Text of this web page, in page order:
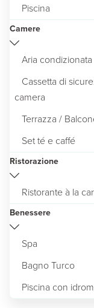
Piscina
Camere
Aria condizionata
Cassetta di
camera
Terrazza /
Set té e caffé
Ristorazione
Ristorante à la
Benessere
Spa
Bagno Turco
Piscina con